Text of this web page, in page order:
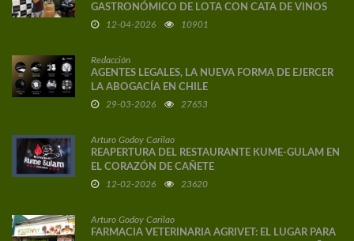
GASTRONÓMICO DE LOTA CON CATA DE VINOS
DE AUTOR
12-04-2026 10901
Redacción
AGENTES LEGALES, LA NUEVA FORMA DE EJERCER
LA ABOGACÍA EN CHILE
29-03-2026 27653
Arturo Godoy Carilao
REAPERTURA DEL RESTAURANTE KUME-GULAM EN
EL CORAZÓN DE CAÑETE
12-02-2026 23620
Arturo Godoy Carilao
FARMACIA VETERINARIA AGRIVET: EL LUGAR PARA